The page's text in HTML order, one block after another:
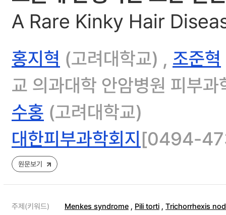
A Rare Kinky Hair
홍지혁 (고려대학교) , 조준혁
교 의과대학 안암병원 피부
수홍 (고려대학교)
대한피부과학회지[0494-
원문보기
주제(키워드) Menkes syndrome , Pili torti , Trichorrhexis